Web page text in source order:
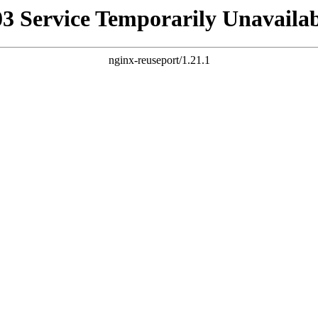
Service Temporarily
nginx-reuseport/1.21.1